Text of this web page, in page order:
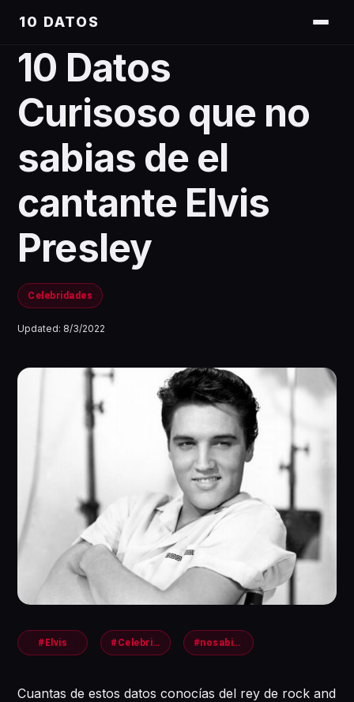
10 DATOS
10 Datos
Curisoso que no
sabias de el
cantante Elvis
Presley
Celebridades
Updated: 8/3/2022
#Elvis #Celebridad #nosabias
Cuantas de estos datos conocías del rey de rock and